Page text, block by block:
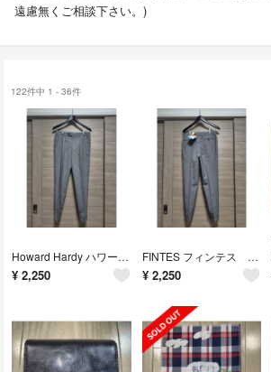
遠慮無くご相談下さい。)
122件中 1 - 36件
Howard Hardy ハワード・ハーディ ビジネスパンツ(美品)
¥ 2,250
FINTES フィンテス ビジネスパンツ(美品)
¥ 2,250